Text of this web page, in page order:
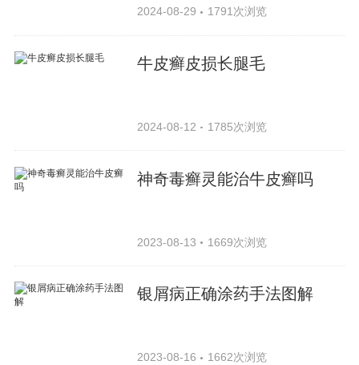
2024-08-29 1791次浏览
牛皮癣皮损长腿毛
2024-08-12 1785次浏览
神奇毒癣灵能治牛皮癣吗
2023-08-13 1669次浏览
银屑病正确涂药手法图解
2023-08-16 1662次浏览